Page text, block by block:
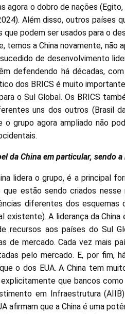
agora o dobro de nações
Além disso, outros países
que podem ser usados para o
temos a China novamente,
de desenvolvimento
defendendo há décadas,
dos BRICS é muito
o Sul Global. Os BRICS
uns dos outros (Brasil
o grupo agora ampliado não
da China em particular, sendo
lidera o grupo, é a principal
que estão sendo criados
diferentes dos
existente). A liderança da
recursos aos países do Sul
de mercado. Cada vez mais
pelo mercado. E, por fim,
o dos EUA. A China tem
que bancos
em Infraestrutura
afirmam que a China é uma